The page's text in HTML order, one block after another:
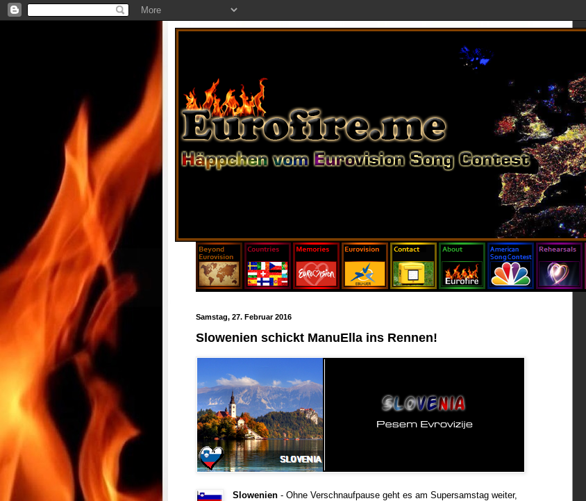
Samstag, 27. Februar 2016
Slowenien schickt ManuElla ins Rennen!
Slowenien- Ohne Verschnaufpause geht es am Supersamstag weiter,